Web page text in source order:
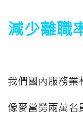
減少離職
我們國內服務業
像麥當勞兩萬名